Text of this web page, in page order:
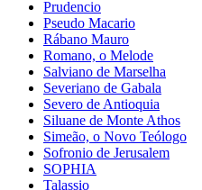
Prudencio
Pseudo Macario
Rábano Mauro
Romano, o Melode
Salviano de Marselha
Severiano de Gabala
Severo de Antioquia
Siluane de Monte Athos
Simeão, o Novo Teólogo
Sofronio de Jerusalem
SOPHIA
Talassio